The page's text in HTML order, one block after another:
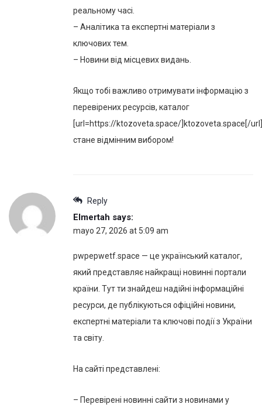
реальному часі.
– Аналітика та експертні матеріали з
ключових тем.
– Новини від місцевих видань.
Якщо тобі важливо отримувати інформацію з
перевірених ресурсів, каталог
[url=https://ktozoveta.space/]ktozoveta.space[/url]
стане відмінним вибором!
Reply
Elmertah says:
mayo 27, 2026 at 5:09 am
pwpepwetf.space — це український каталог,
який представляє найкращі новинні портали
країни. Тут ти знайдеш надійні інформаційні
ресурси, де публікуються офіційні новини,
експертні матеріали та ключові події з України
та світу.
На сайті представлені:
– Перевірені новинні сайти з новинами у